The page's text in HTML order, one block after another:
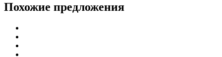
Похожие предложения